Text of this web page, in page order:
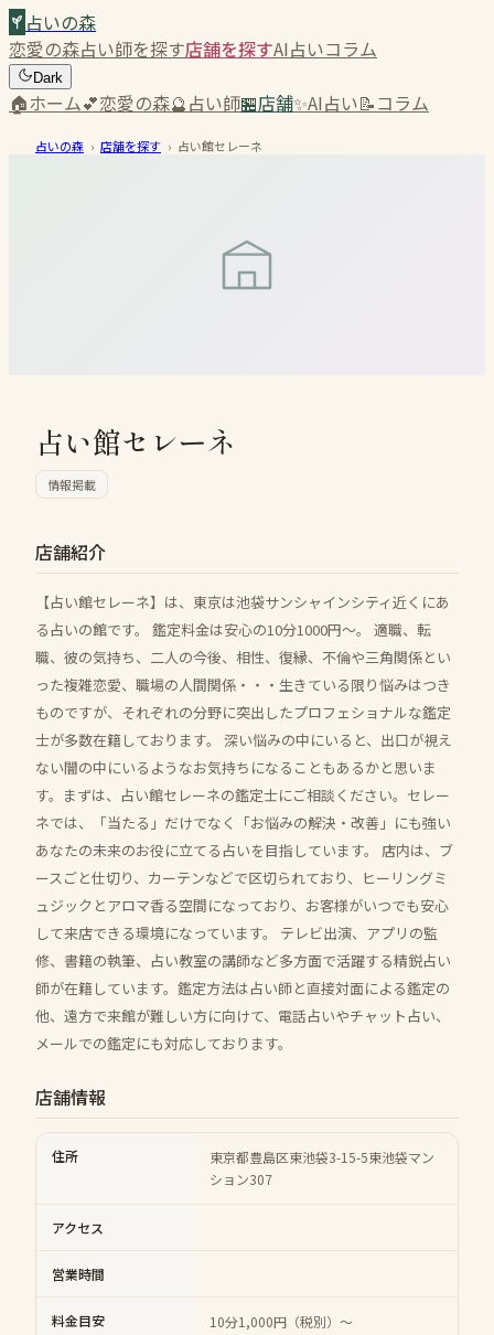
占いの森
恋愛の森占い師を探す店舗を探すAI占いコラム
Dark
🏠ホーム💕恋愛の森🔮占い師🏪店舗✨AI占い📝コラム
占いの森 › 店舗を探す › 占い館セレーネ
占い館セレーネ
情報掲載
店舗紹介
【占い館セレーネ】は、東京は池袋サンシャインシティ近くにあ
る占いの館です。 鑑定料金は安心の10分1000円～。 適職、転
職、彼の気持ち、二人の今後、相性、復縁、不倫や三角関係とい
った複雑恋愛、職場の人間関係・・・生きている限り悩みはつき
ものですが、それぞれの分野に突出したプロフェショナルな鑑定
士が多数在籍しております。 深い悩みの中にいると、出口が視え
ない闇の中にいるようなお気持ちになることもあるかと思いま
す。まずは、占い館セレーネの鑑定士にご相談ください。セレー
ネでは、「当たる」だけでなく「お悩みの解決・改善」にも強い
あなたの未来のお役に立てる占いを目指しています。 店内は、ブ
ースごと仕切り、カーテンなどで区切られており、ヒーリングミ
ュジックとアロマ香る空間になっており、お客様がいつでも安心
して来店できる環境になっています。 テレビ出演、アプリの監
修、書籍の執筆、占い教室の講師など多方面で活躍する精鋭占い
師が在籍しています。鑑定方法は占い師と直接対面による鑑定の
他、遠方で来館が難しい方に向けて、電話占いやチャット占い、
メールでの鑑定にも対応しております。
店舗情報
住所
東京都豊島区東池袋3-15-5東池袋マン
ション307
アクセス
営業時間
料金目安 10分1,000円（税別）～